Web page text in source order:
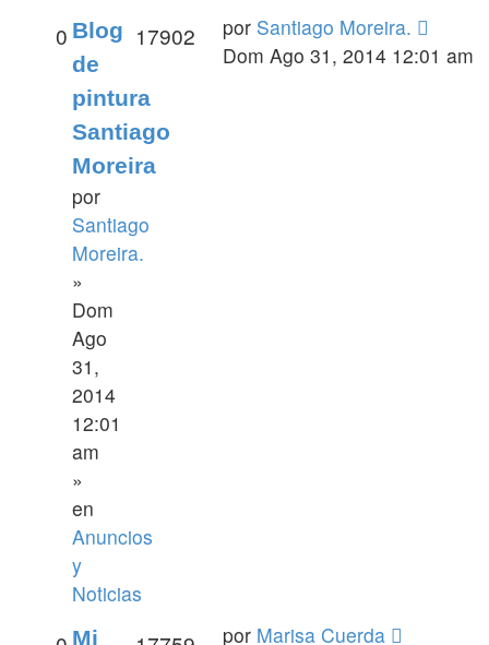
Blog
de
pintura
Santiago
Moreira
por
Santiago
Moreira.
»
Dom
Ago
31,
2014
12:01
am
»
en
Anuncios
y
Noticias
0 17902 por Santiago Moreira.
Dom Ago 31, 2014 12:01 am
Mi por Marisa Cuerda